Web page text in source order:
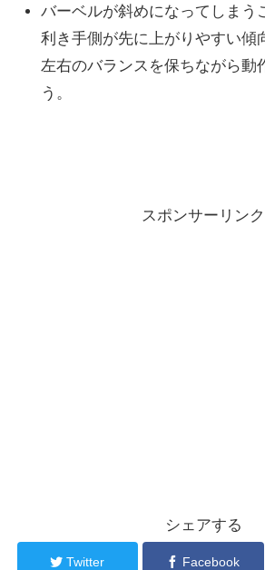
バーベルが斜めになってしまう
利き手側が先に上がりやすい傾
左右のバランスを保ちながら動
う。
スポンサーリンク
シェアする
Twitter Facebook